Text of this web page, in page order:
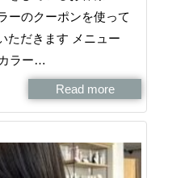
ーのクーポンを使って
ただきます メニュー
ラー…
Read more